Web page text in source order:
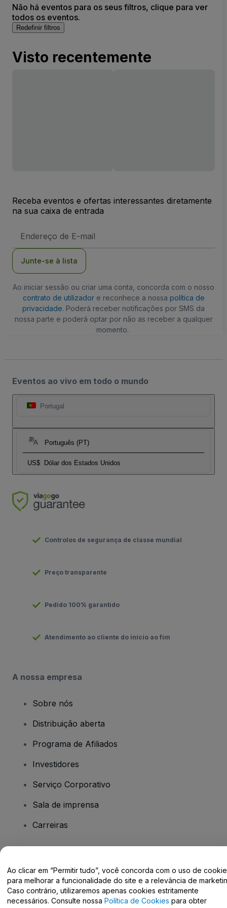
Não há eventos para os seus filtros, clique para ver
todos os eventos.
Redefinir filtros
Visto recentemente
Receba eventos e ofertas interessantes diretamente
na sua caixa de entrada
de
Junte-se à lista
Ao iniciar sessão ou criar uma conta, concorda com o nosso
contrato de utilizadore reconhece a nossa política de
privacidade. Poderá receber notificações por SMS da
nossa parte e poderá optar por não as receber a qualquer
momento.
Eventos ao vivo em todo o mundo
Portugal
Português (PT)
US$ Dólar dos Estados Unidos
Controlos de segurança de classe mundial
Preço transparente
Pedido 100% garantido
Atendimento ao cliente do início ao fim
A nossa empresa
Sobre nós
Distribuição aberta
Programa de Afiliados
Investidores
Serviço Corporativo
Sala de imprensa
Carreiras
Centro de Ajuda / Fale Conosco
Ao clicar em “Permitir tudo”, você concorda com o uso de
para melhorar a funcionalidade do site e a relevância de
Caso contrário, utilizaremos apenas cookies estritamente
necessários. Consulte nossa Política de Cookies para obter